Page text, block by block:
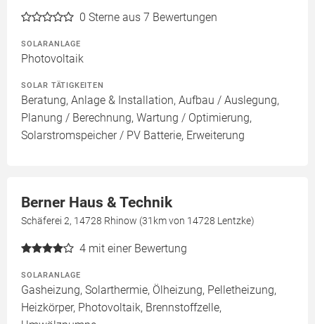
0 Sterne aus 7 Bewertungen
SOLARANLAGE
Photovoltaik
SOLAR TÄTIGKEITEN
Beratung, Anlage & Installation, Aufbau / Auslegung,
Planung / Berechnung, Wartung / Optimierung,
Solarstromspeicher / PV Batterie, Erweiterung
Berner Haus & Technik
Schäferei 2, 14728 Rhinow (31km von 14728 Lentzke)
4 mit einer Bewertung
SOLARANLAGE
Gasheizung, Solarthermie, Ölheizung, Pelletheizung,
Heizkörper, Photovoltaik, Brennstoffzelle,